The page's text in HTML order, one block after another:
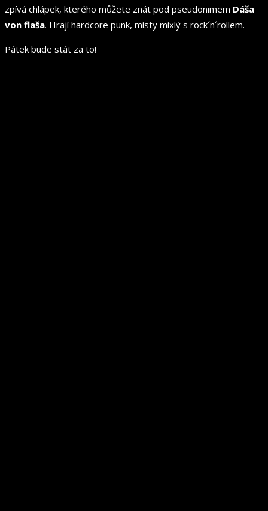
zpívá chlápek, kterého můžete znát pod pseudonimem Dáša
von flaša. Hrají hardcore punk, místy mixlý s rock´n´rollem.
Pátek bude stát za to!